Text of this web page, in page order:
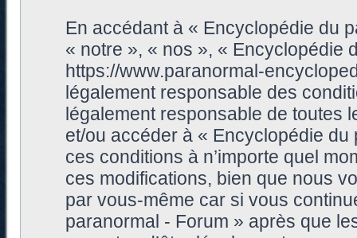
En accédant à « Encyclopédie du
« notre », « nos », « Encyclopédie
https://www.paranormal-
légalement responsable des
légalement responsable de toutes
et/ou accéder à « Encyclopédie
ces conditions à n’importe quel
ces modifications, bien que nous
par vous-même car si vous
paranormal - Forum » après que